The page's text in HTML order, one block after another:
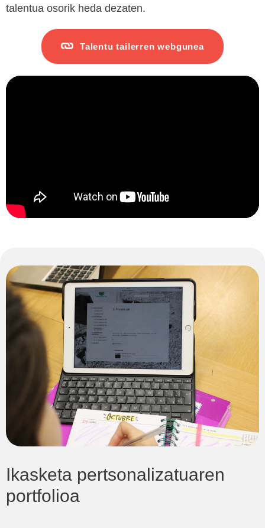
talentua osorik heda dezaten.
Talentu tailerren webgunea
Ikasketa pertsonalizatuaren
portfolioa